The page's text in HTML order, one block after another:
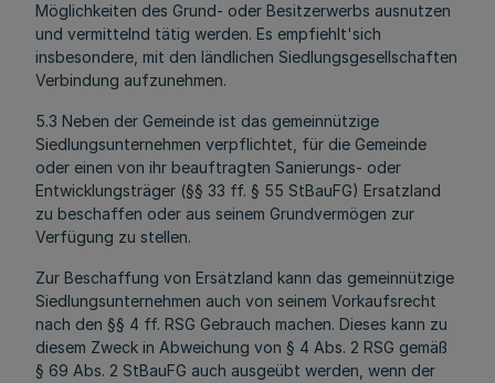
Möglichkeiten des Grund- oder Besitzerwerbs ausnutzen
und vermittelnd tätig werden. Es empfiehlt'sich
insbesondere, mit den ländlichen Siedlungsgesellschaften
Verbindung aufzunehmen.
5.3 Neben der Gemeinde ist das gemeinnützige
Siedlungsunternehmen verpflichtet, für die Gemeinde
oder einen von ihr beauftragten Sanierungs- oder
Entwicklungsträger (§§ 33 ff. § 55 StBauFG) Ersatzland
zu beschaffen oder aus seinem Grundvermögen zur
Verfügung zu stellen.
Zur Beschaffung von Ersätzland kann das gemeinnützige
Siedlungsunternehmen auch von seinem Vorkaufsrecht
nach den §§ 4 ff. RSG Gebrauch machen. Dieses kann zu
diesem Zweck in Abweichung von § 4 Abs. 2 RSG gemäß
§ 69 Abs. 2 StBauFG auch ausgeübt werden, wenn der